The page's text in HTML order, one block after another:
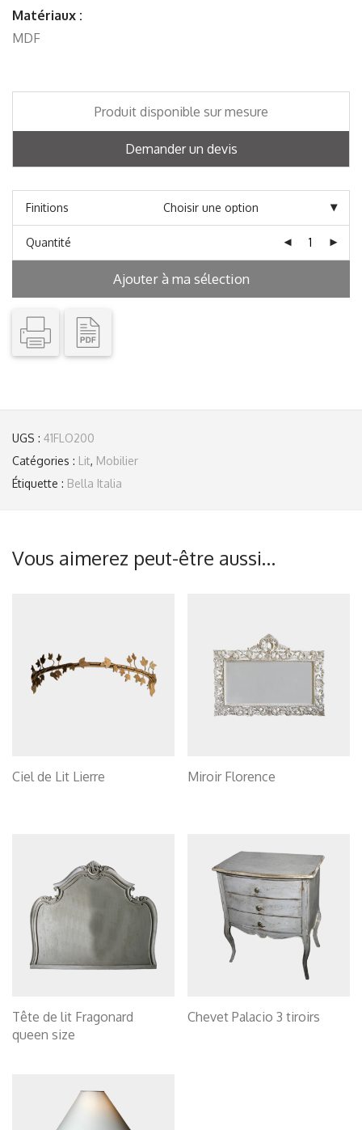
Matériaux :
MDF
Produit disponible sur mesure
Demander un devis
Finitions
Quantité
Ajouter à ma sélection
UGS : 41FLO200
Catégories : Lit, Mobilier
Étiquette : Bella Italia
Vous aimerez peut-être aussi…
Ciel de Lit Lierre Miroir Florence
Tête de lit Fragonard
queen size
Chevet Palacio 3 tiroirs